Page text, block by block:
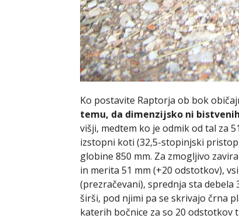
Ko postavite Raptorja ob bok
temu, da dimenzijsko ni
višji, medtem ko je odmik od tal za
izstopni koti (32,5-stopinjski
globine 850 mm. Za zmogljivo
in merita 51 mm (+20 odstotkov),
(prezračevani), sprednja sta
širši, pod njimi pa se skrivajo črna
katerih bočnice za so 20 odstotkov